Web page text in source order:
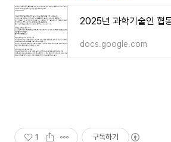
docs.google.com
1 구독하기